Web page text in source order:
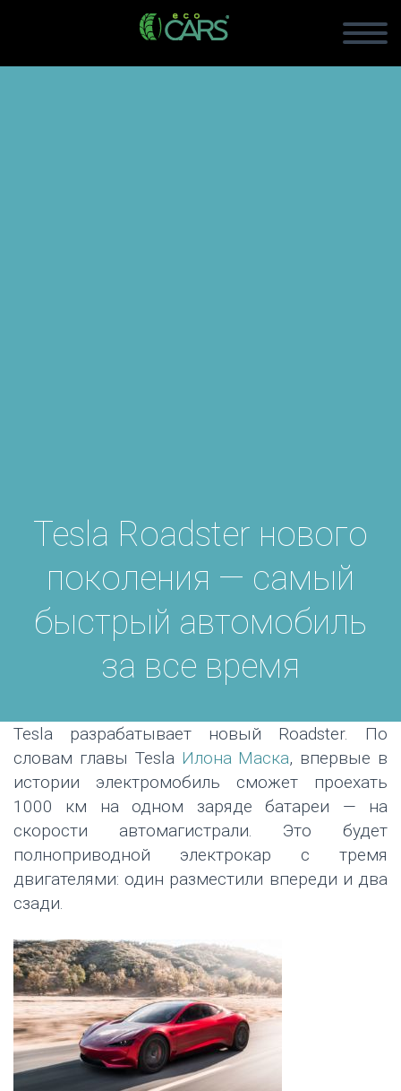
Tesla Roadster нового
поколения — самый
быстрый автомобиль
за все время
Tesla разрабатывает новый Roadster. По
словам главы Tesla Илона Маска, впервые в
истории электромобиль сможет проехать
1000 км на одном заряде батареи — на
скорости автомагистрали. Это будет
полноприводной электрокар с тремя
двигателями: один разместили впереди и два
сзади.